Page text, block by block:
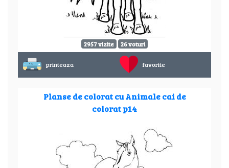
2957 vizite 26 voturi
printeaza favorite
Planse de colorat cu Animale cai de
colorat p14